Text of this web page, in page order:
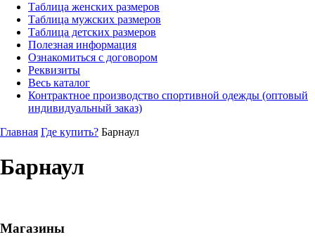
Таблица женских размеров
Таблица мужских размеров
Таблица детских размеров
Полезная информация
Ознакомиться с договором
Реквизиты
Весь каталог
Контрактное производство спортивной одежды (оптовый
индивидуальный заказ)
Главная Где купить? Барнаул
Барнаул
Магазины